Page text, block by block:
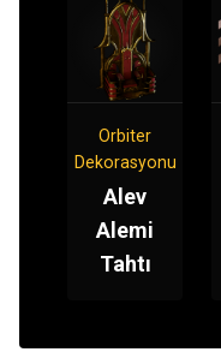
Orbiter
Dekorasyonu
Alev
Alemi
Tahtı